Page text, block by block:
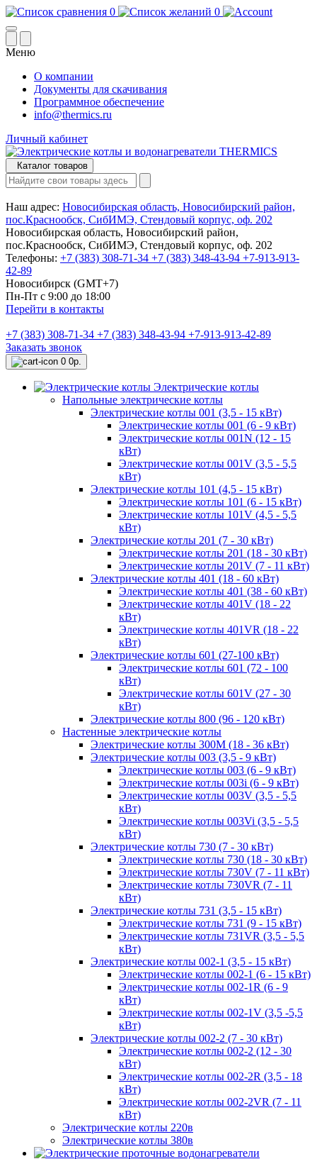
0 0
Меню
О компании
Документы для скачивания
Программное обеспечение
info@thermics.ru
Личный кабинет
Каталог товаров
Наш адрес: Новосибирская область, Новосибирский район,
пос.Краснообск, СибИМЭ, Стендовый корпус, оф. 202
Новосибирская область, Новосибирский район,
пос.Краснообск, СибИМЭ, Стендовый корпус, оф. 202
Телефоны: +7 (383) 308-71-34 +7 (383) 348-43-94 +7-913-913-
42-89
Новосибирск (GMT+7)
Пн-Пт с 9:00 до 18:00
Перейти в контакты
+7 (383) 308-71-34 +7 (383) 348-43-94 +7-913-913-42-89
Заказать звонок
0 0р.
Электрические котлы
Напольные электрические котлы
Электрические котлы 001 (3,5 - 15 кВт)
Электрические котлы 001 (6 - 9 кВт)
Электрические котлы 001N (12 - 15
кВт)
Электрические котлы 001V (3,5 - 5,5
кВт)
Электрические котлы 101 (4,5 - 15 кВт)
Электрические котлы 101 (6 - 15 кВт)
Электрические котлы 101V (4,5 - 5,5
кВт)
Электрические котлы 201 (7 - 30 кВт)
Электрические котлы 201 (18 - 30 кВт)
Электрические котлы 201V (7 - 11 кВт)
Электрические котлы 401 (18 - 60 кВт)
Электрические котлы 401 (38 - 60 кВт)
Электрические котлы 401V (18 - 22
кВт)
Электрические котлы 401VR (18 - 22
кВт)
Электрические котлы 601 (27-100 кВт)
Электрические котлы 601 (72 - 100
кВт)
Электрические котлы 601V (27 - 30
кВт)
Электрические котлы 800 (96 - 120 кВт)
Настенные электрические котлы
Электрические котлы 300M (18 - 36 кВт)
Электрические котлы 003 (3,5 - 9 кВт)
Электрические котлы 003 (6 - 9 кВт)
Электрические котлы 003i (6 - 9 кВт)
Электрические котлы 003V (3,5 - 5,5
кВт)
Электрические котлы 003Vi (3,5 - 5,5
кВт)
Электрические котлы 730 (7 - 30 кВт)
Электрические котлы 730 (18 - 30 кВт)
Электрические котлы 730V (7 - 11 кВт)
Электрические котлы 730VR (7 - 11
кВт)
Электрические котлы 731 (3,5 - 15 кВт)
Электрические котлы 731 (9 - 15 кВт)
Электрические котлы 731VR (3,5 - 5,5
кВт)
Электрические котлы 002-1 (3,5 - 15 кВт)
Электрические котлы 002-1 (6 - 15 кВт)
Электрические котлы 002-1R (6 - 9
кВт)
Электрические котлы 002-1V (3,5 -5,5
кВт)
Электрические котлы 002-2 (7 - 30 кВт)
Электрические котлы 002-2 (12 - 30
кВт)
Электрические котлы 002-2R (3,5 - 18
кВт)
Электрические котлы 002-2VR (7 - 11
кВт)
Электрические котлы 220в
Электрические котлы 380в